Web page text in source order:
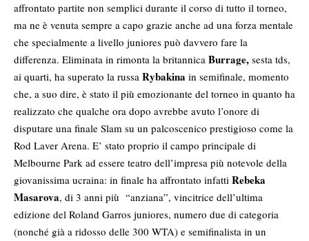
affrontato partite non semplici durante il corso di tutto il torneo,
ma ne è venuta sempre a capo grazie anche ad una forza mentale
che specialmente a livello juniores può davvero fare la
differenza. Eliminata in rimonta la britannica Burrage, sesta tds,
ai quarti, ha superato la russa Rybakina in semifinale, momento
che, a suo dire, è stato il più emozionante del torneo in quanto ha
realizzato che qualche ora dopo avrebbe avuto l’onore di
disputare una finale Slam su un palcoscenico prestigioso come la
Rod Laver Arena. E’ stato proprio il campo principale di
Melbourne Park ad essere teatro dell’impresa più notevole della
giovanissima ucraina: in finale ha affrontato infatti Rebeka
Masarova, di 3 anni più “anziana”, vincitrice dell’ultima
edizione del Roland Garros juniores, numero due di categoria
(nonché già a ridosso delle 300 WTA) e semifinalista in un